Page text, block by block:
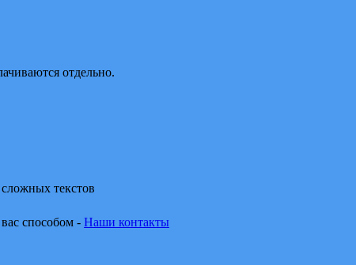
отдельно.
текстов
способом - Наши контакты